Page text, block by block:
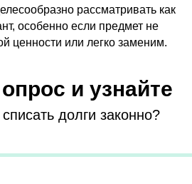
рассматривать как
особенно если предмет не
ценности или легко заменим.
и узнайте
долги законно?